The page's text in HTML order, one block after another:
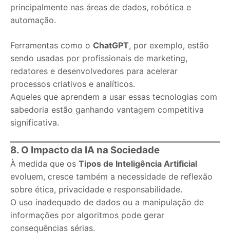
principalmente nas áreas de dados, robótica e
automação.
Ferramentas como o ChatGPT, por exemplo, estão
sendo usadas por profissionais de marketing,
redatores e desenvolvedores para acelerar
processos criativos e analíticos.
Aqueles que aprendem a usar essas tecnologias com
sabedoria estão ganhando vantagem competitiva
significativa.
8. O Impacto da IA na Sociedade
À medida que os Tipos de Inteligência Artificial
evoluem, cresce também a necessidade de reflexão
sobre ética, privacidade e responsabilidade.
O uso inadequado de dados ou a manipulação de
informações por algoritmos pode gerar
consequências sérias.